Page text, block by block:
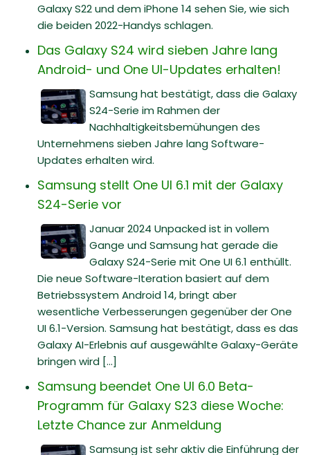
Galaxy S22 und dem iPhone 14 sehen Sie, wie sich
die beiden 2022-Handys schlagen.
Das Galaxy S24 wird sieben Jahre lang
Android- und One UI-Updates erhalten!
Samsung hat bestätigt, dass die Galaxy
S24-Serie im Rahmen der
Nachhaltigkeitsbemühungen des
Unternehmens sieben Jahre lang Software-
Updates erhalten wird.
Samsung stellt One UI 6.1 mit der Galaxy
S24-Serie vor
Januar 2024 Unpacked ist in vollem
Gange und Samsung hat gerade die
Galaxy S24-Serie mit One UI 6.1 enthüllt.
Die neue Software-Iteration basiert auf dem
Betriebssystem Android 14, bringt aber
wesentliche Verbesserungen gegenüber der One
UI 6.1-Version. Samsung hat bestätigt, dass es das
Galaxy AI-Erlebnis auf ausgewählte Galaxy-Geräte
bringen wird [...]
Samsung beendet One UI 6.0 Beta-
Programm für Galaxy S23 diese Woche:
Letzte Chance zur Anmeldung
Samsung ist sehr aktiv die Einführung der